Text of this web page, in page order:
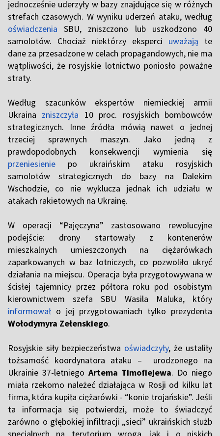
jednocześnie uderzyły w bazy znajdujące się w różnych
strefach czasowych. W wyniku uderzeń ataku, według
oświadczenia SBU, zniszczono lub uszkodzono 40
samolotów. Chociaż niektórzy eksperci
uważają te
dane za przesadzone w celach propagandowych, nie ma
wątpliwości, że rosyjskie lotnictwo poniosło poważne
straty.
Według szacunków ekspertów niemieckiej armii
Ukraina zniszczyła 10 proc. rosyjskich bombowców
strategicznych. Inne źródła mówią nawet o jednej
trzeciej sprawnych maszyn. Jako jedną z
prawdopodobnych konsekwencji wymienia się
przeniesienie po ukraińskim ataku rosyjskich
samolotów strategicznych do bazy na Dalekim
Wschodzie, co nie wyklucza jednak ich udziału w
atakach rakietowych na Ukrainę.
W operacji “Pajęczyna” zastosowano rewolucyjne
podejście: drony startowały z kontenerów
mieszkalnych umieszczonych na ciężarówkach
zaparkowanych w baz lotniczych, co pozwoliło ukryć
działania na miejscu. Operacja była przygotowywana w
ścisłej tajemnicy przez półtora roku pod osobistym
kierownictwem szefa SBU Wasila Maluka, który
informował o jej przygotowaniach tylko prezydenta
Wołodymyra Zełenskiego.
Rosyjskie siły bezpieczeństwa oświadczyły, że ustaliły
tożsamość koordynatora ataku – urodzonego na
Ukrainie 37-letniego Artema Timofiejewa. Do niego
miała rzekomo należeć działająca w Rosji od kilku lat
firma, która kupiła ciężarówki - “konie trojańskie”. Jeśli
ta informacja się potwierdzi, może to świadczyć
zarówno o głębokiej infiltracji „sieci” ukraińskich służb